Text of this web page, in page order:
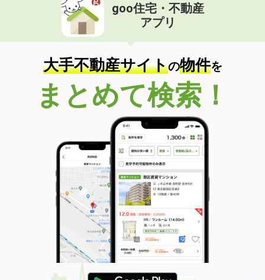
goo住宅・不動産
アプリ
大手不動産サイトの物件を
まとめて検索！